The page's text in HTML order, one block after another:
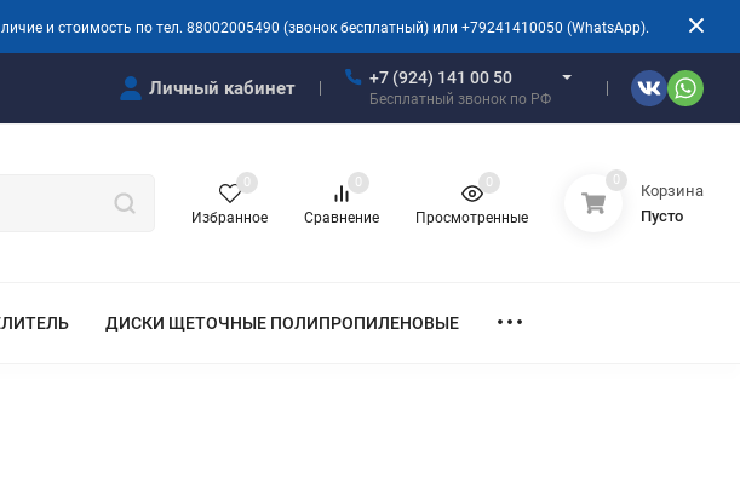
и стоимость по тел. 88002005490 (звонок бесплатный) или +79241410050 (WhatsApp).
Личный кабинет +7 (924) 141 00 50
Бесплатный звонок по РФ
Избранное
0
Сравнение
0
Просмотренные
0 0
Корзина
Пусто
ДИСКИ ЩЕТОЧНЫЕ ПОЛИПРОПИЛЕНОВЫЕ